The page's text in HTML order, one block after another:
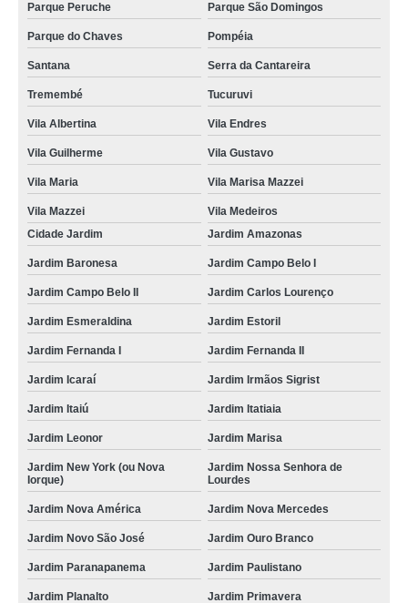
Parque Peruche Parque São Domingos
Parque do Chaves Pompéia
Santana Serra da Cantareira
Tremembé Tucuruvi
Vila Albertina Vila Endres
Vila Guilherme Vila Gustavo
Vila Maria Vila Marisa Mazzei
Vila Mazzei
Vila Medeiros
Cidade Jardim
Jardim Amazonas
Jardim Baronesa Jardim Campo Belo I
Jardim Campo Belo II Jardim Carlos Lourenço
Jardim Esmeraldina Jardim Estoril
Jardim Fernanda I Jardim Fernanda II
Jardim Icaraí Jardim Irmãos Sigrist
Jardim Itaiú Jardim Itatiaia
Jardim Leonor Jardim Marisa
Jardim New York (ou Nova
Iorque)
Jardim Nossa Senhora de
Lourdes
Jardim Nova América Jardim Nova Mercedes
Jardim Novo São José Jardim Ouro Branco
Jardim Paranapanema Jardim Paulistano
Jardim Planalto Jardim Primavera